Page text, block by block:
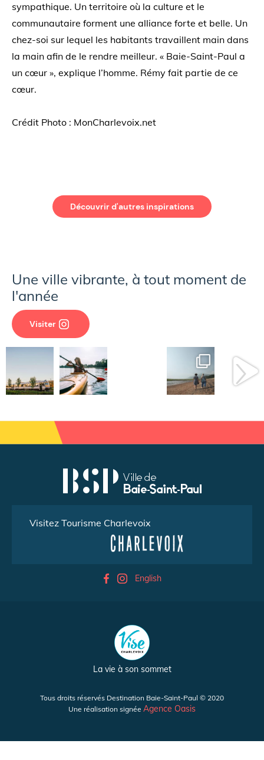
sympathique. Un territoire où la culture et le
communautaire forment une alliance forte et belle. Un
chez-soi sur lequel les habitants travaillent main dans
la main afin de le rendre meilleur. « Baie-Saint-Paul a
un cœur », explique l’homme. Rémy fait partie de ce
cœur.
Crédit Photo : MonCharlevoix.net
Découvrir d'autres inspirations
Une ville vibrante, à tout moment de
l'année
Visiter
Visitez Tourisme Charlevoix
English
La vie à son sommet
Tous droits réservés Destination Baie-Saint-Paul © 2020
Une réalisation signée Agence Oasis